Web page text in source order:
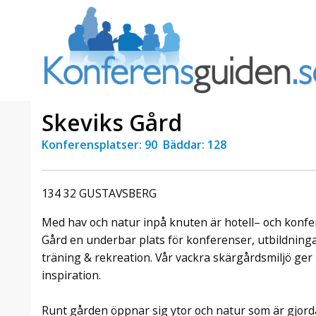
Skeviks Gård
Konferensplatser: 90 Bäddar: 128
134 32 GUSTAVSBERG
Med hav och natur inpå knuten är hotell– och
Gård en underbar plats för konferenser,
träning & rekreation. Vår vackra skärgårdsmiljö ger
inspiration.
Runt gården öppnar sig ytor och natur som är
av att
här är
Erbjudande från Sheraton
Julerbjudande
Välkommen att fira in julen
2026 hos oss. Mellan den 23
november och 19 december
förvandlar vi våra lokaler till en